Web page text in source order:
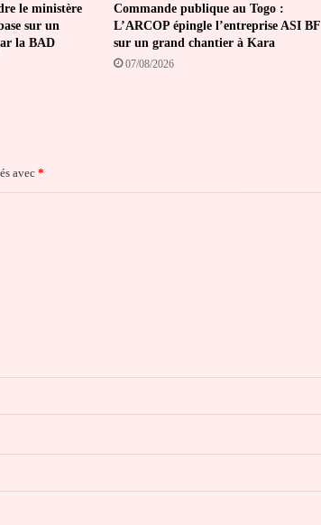
le ministère
sur un
la BAD
Commande publique au Togo :
L’ARCOP épingle l’entreprise ASI BF
sur un grand chantier à Kara
07/08/2026
avec *